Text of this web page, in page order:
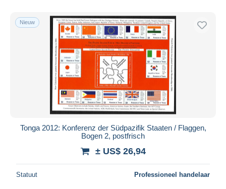
Nieuw
Tonga 2012: Konferenz der Südpazifik Staaten / Flaggen,
Bogen 2, postfrisch
± US$ 26,94
Statuut Professioneel handelaar